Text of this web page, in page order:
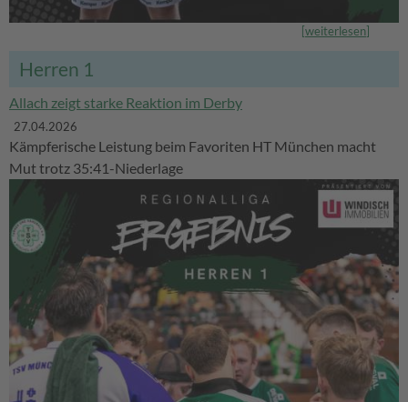
[weiterlesen]
Herren 1
Allach zeigt starke Reaktion im Derby
27.04.2026
Kämpferische Leistung beim Favoriten HT München macht
Mut trotz 35:41-Niederlage